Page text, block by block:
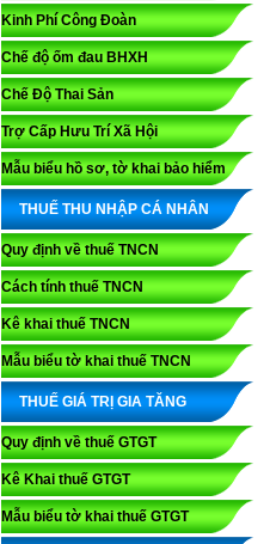
Kinh Phí Công Đoàn
Chế độ ốm đau BHXH
Chế Độ Thai Sản
Trợ Cấp Hưu Trí Xã Hội
Mẫu biểu hồ sơ, tờ khai bảo hiểm
THUẾ THU NHẬP CÁ NHÂN
Quy định về thuế TNCN
Cách tính thuế TNCN
Kê khai thuế TNCN
Mẫu biểu tờ khai thuế TNCN
THUẾ GIÁ TRỊ GIA TĂNG
Quy định về thuế GTGT
Kê Khai thuế GTGT
Mẫu biểu tờ khai thuế GTGT